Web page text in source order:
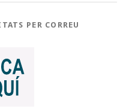
PER CORREU